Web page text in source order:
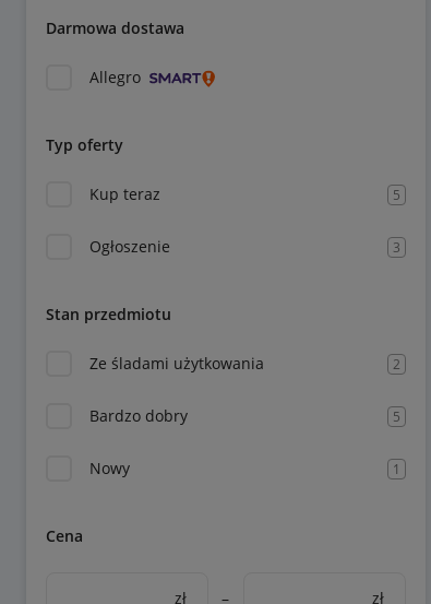
Darmowa dostawa
Allegro
Typ oferty
Kup teraz 5
Ogłoszenie 3
Stan przedmiotu
Ze śladami użytkowania 2
Bardzo dobry 5
Nowy 1
Cena
zł – zł